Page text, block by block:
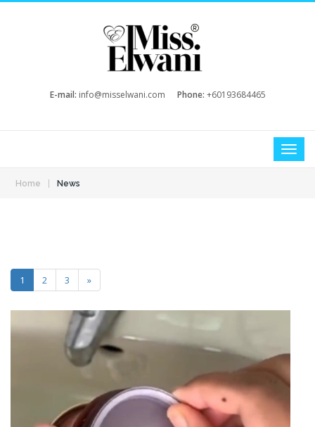
E-mail: info@misselwani.com Phone: +60193684465
Home News
1 2 3 »